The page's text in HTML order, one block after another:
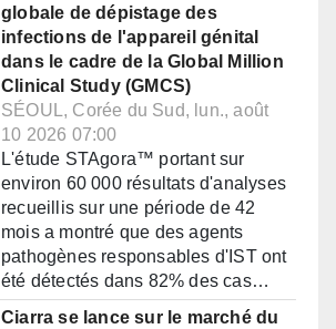
globale de dépistage des
infections de l'appareil génital
dans le cadre de la Global Million
Clinical Study (GMCS)
SÉOUL, Corée du Sud, lun., août
10 2026 07:00
L'étude STAgora™ portant sur
environ 60 000 résultats d'analyses
recueillis sur une période de 42
mois a montré que des agents
pathogènes responsables d'IST ont
été détectés dans 82% des cas…
Ciarra se lance sur le marché du